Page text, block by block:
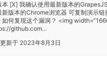
本 [X] 我确认使用最新版本的
新版本的Chrome浏览器 可复制演示链
如何复现这个漏洞？ <img
github.com...
更新于 2023年8月3日